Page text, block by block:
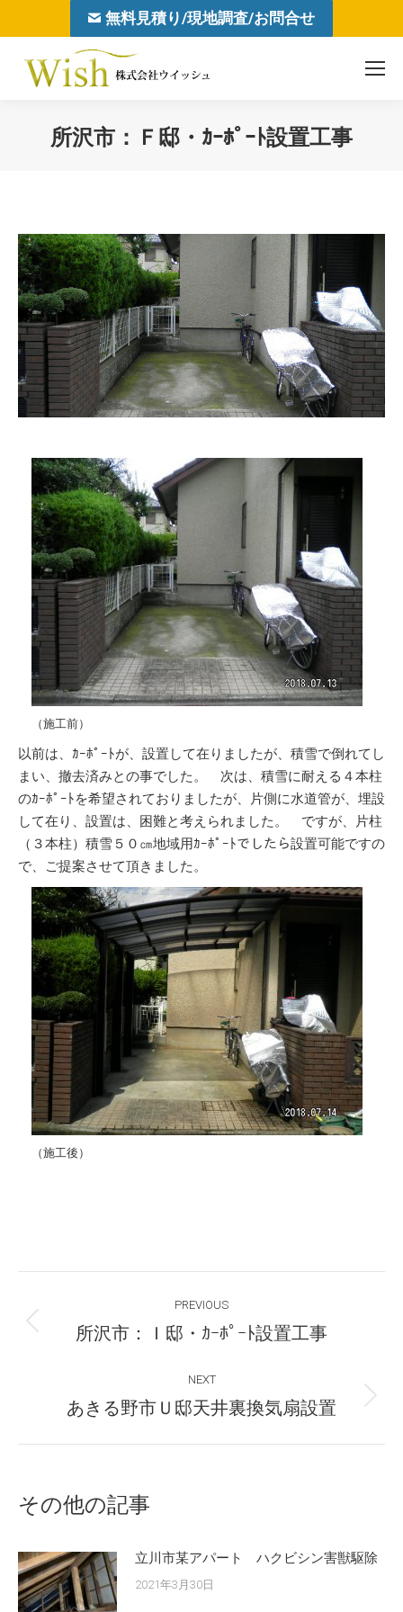
無料見積り/現地調査/お問合せ
所沢市：Ｆ邸・ｶｰﾎﾟｰﾄ設置工事
（施工前）
以前は、ｶｰﾎﾟｰﾄが、設置して在りましたが、積雪で倒れてし
まい、撤去済みとの事でした。 次は、積雪に耐える４本柱
のｶｰﾎﾟｰﾄを希望されておりましたが、片側に水道管が、埋設
して在り、設置は、困難と考えられました。 ですが、片柱
（３本柱）積雪５０㎝地域用ｶｰﾎﾟｰﾄでしたら設置可能ですの
で、ご提案させて頂きました。
（施工後）
navigation
PREVIOUS
Previous
所沢市：Ｉ邸・ｶｰﾎﾟｰﾄ設置工事
NEXT
Next
あきる野市Ｕ邸天井裏換気扇設置
その他の記事
立川市某アパート ハクビシン害獣駆除
2021年3月30日